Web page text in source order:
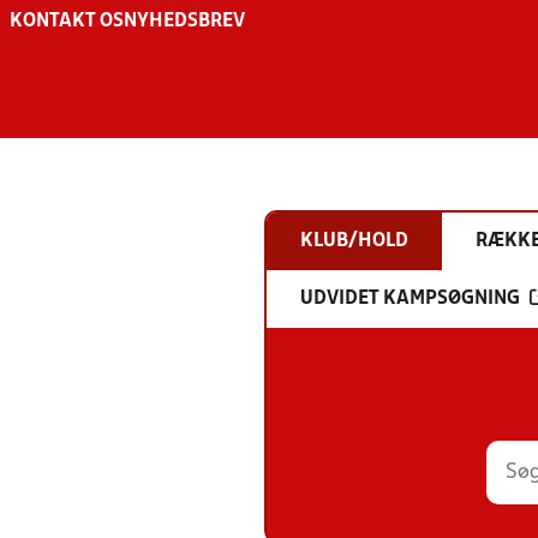
KONTAKT OS NYHEDSBREV
KLUB/HOLD
UDVIDET KAMPSØGNING